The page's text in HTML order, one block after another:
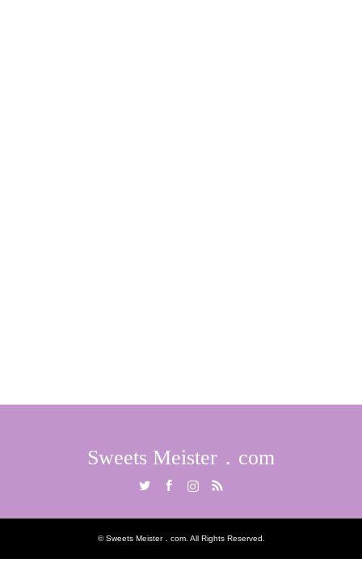
Sweets Meister．com
RSS
©Sweets Meister．com. All Rights Reserved.